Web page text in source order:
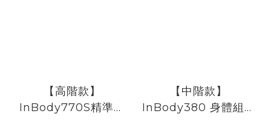
【高階款】
InBody770S精準身
【中階款】
InBody380 身體組成